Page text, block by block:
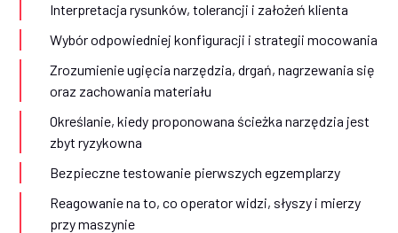
Interpretacja rysunków, tolerancji i założeń klienta
Wybór odpowiedniej konfiguracji i strategii mocowania
Zrozumienie ugięcia narzędzia, drgań, nagrzewania się
oraz zachowania materiału
Określanie, kiedy proponowana ścieżka narzędzia jest
zbyt ryzykowna
Bezpieczne testowanie pierwszych egzemplarzy
Reagowanie na to, co operator widzi, słyszy i mierzy
przy maszynie